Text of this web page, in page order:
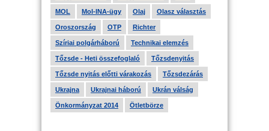
MOL Mol-INA-ügy Olaj Olasz választás
Oroszország OTP Richter
Szíriai polgárháború Technikai elemzés
Tőzsde - Heti összefoglaló Tőzsdenyitás
Tőzsde nyitás előtti várakozás Tőzsdezárás
Ukrajna Ukrajnai háború Ukrán válság
Önkormányzat 2014 Ötletbörze